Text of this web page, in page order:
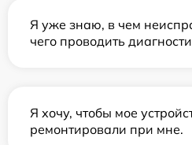
Я уже знаю, в чем
чего проводить
Я хочу, чтобы мое
ремонтировали при мне.